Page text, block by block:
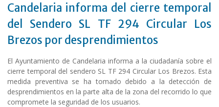
Candelaria informa del cierre temporal
del Sendero SL TF 294 Circular Los
Brezos por desprendimientos
El Ayuntamiento de Candelaria informa a la ciudadanía sobre el
cierre temporal del sendero SL TF 294 Circular Los Brezos. Esta
medida preventiva se ha tomado debido a la detección de
desprendimientos en la parte alta de la zona del recorrido lo que
compromete la seguridad de los usuarios.